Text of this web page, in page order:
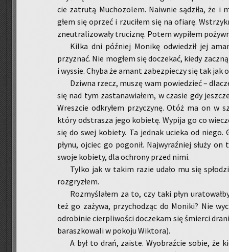
cie za­tru­tą Mu­cho­zo­lem. Na­iw­nie są­dzi­ła, że i
głem się oprzeć i rzu­ci­łem się na ofia­rę.
zneu­tra­li­zo­wa­ły tru­ci­znę. Potem wy­pi­łem
Kilka dni póź­niej Mo­ni­kę od­wie­dził jej
przy­znać. Nie mo­głem się do­cze­kać, kiedy
i wy­ssie. Chyba że amant za­bez­pie­czy się tak jak
Dziw­na rzecz, muszę wam po­wie­dzieć –
się nad tym za­sta­na­wia­łem, w cza­sie gdy
Wresz­cie od­kry­łem przy­czy­nę. Otóż ma on w
który od­stra­sza jego ko­bie­tę. Wy­pi­ja go co
się do swej ko­bie­ty. Ta jed­nak ucie­ka od niego.
płynu, oj­ciec go po­go­nił. Naj­wy­raź­niej służy
swoje ko­bie­ty, dla ochro­ny przed nimi.
Tylko jak w takim razie udało mu się
roz­gry­złem.
Roz­my­śla­łem za to, czy taki płyn
też go za­ży­wa, przy­cho­dząc do Mo­ni­ki? Nie
odro­bi­nie cier­pli­wo­ści do­cze­kam się śmier­ci
ba­rasz­ko­wa­li w po­ko­ju Wik­to­ra).
A był to drań, za­iste. Wy­obraź­cie sobie, że